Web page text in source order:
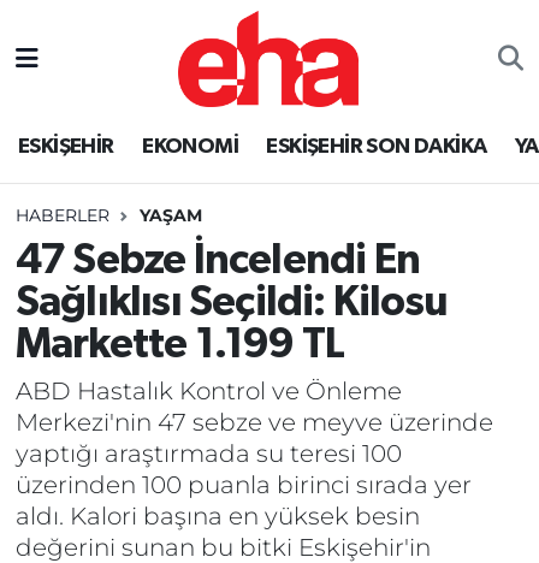
ESKİŞEHİR EKONOMİ ESKİŞEHİR SON DAKİKA
HABERLER YAŞAM
47 Sebze İncelendi En
Sağlıklısı Seçildi: Kilosu
Markette 1.199 TL
ABD Hastalık Kontrol ve Önleme
Merkezi'nin 47 sebze ve meyve üzerinde
yaptığı araştırmada su teresi 100
üzerinden 100 puanla birinci sırada yer
aldı. Kalori başına en yüksek besin
değerini sunan bu bitki Eskişehir'in